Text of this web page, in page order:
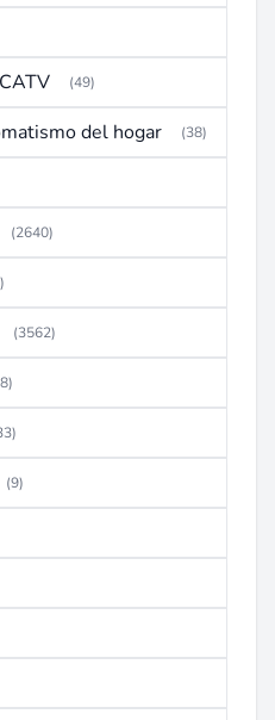
(49)
del hogar (38)
(2640)
(3562)
(9)